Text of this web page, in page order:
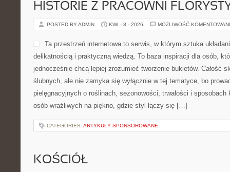
HISTORIE Z PRACOWNI
POSTED BY ADMIN KWI - 8 - 2026 MOŻLIWOŚĆ
Ta przestrzeń internetowa to serwis, w którym sztuka
delikatnością i praktyczną wiedzą. To baza inspiracji dla osób,
jednocześnie chcą lepiej zrozumieć tworzenie bukietów. Całość
ślubnych, ale nie zamyka się wyłącznie w tej tematyce, bo
pielęgnacyjnych o roślinach, sezonowości, trwałości i sposobach
osób wrażliwych na piękno, gdzie styl łączy się […]
CATEGORIES: ARTYKUŁY SPONSOROWANE
KOŚCIÓŁ